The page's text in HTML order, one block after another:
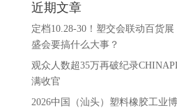
近期文章
定档10.28-30！塑交会联动百货
盛会要搞什么大事？
观众人数超35万再破纪录
满收官
2026中国（汕头）塑料橡胶工业